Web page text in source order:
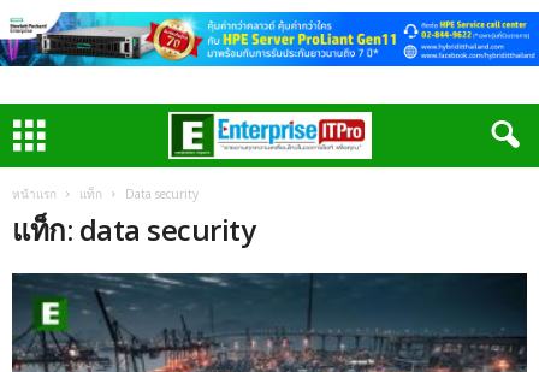
หน้าแรก แท็ก Data security
แท็ก: data security